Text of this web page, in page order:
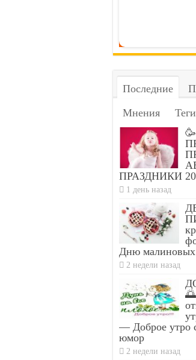
Последние
Мнения
Теги
ПРАЗДНИКИ
1 день назад
Дню
2 недели назад
— Доброе утро
юмор
2 недели назад